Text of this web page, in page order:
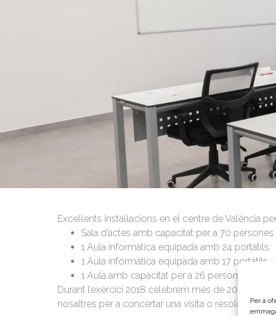
Per a
Excel·lents instal·lacions en el centre de València
Sala d’actes amb capacitat per a 70
1 Aula informàtica equipada amb 24 portàtils.
1 Aula informàtica equipada amb 17 portàtils
1 Aula amb capacitat per a 26 persones amb
Durant l’exercici 2018 celebrem més de 200
nosaltres per a concertar una visita o resoldre